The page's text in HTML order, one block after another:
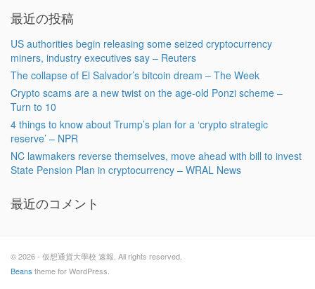
最近の投稿
US authorities begin releasing some seized cryptocurrency
miners, industry executives say – Reuters
The collapse of El Salvador’s bitcoin dream – The Week
Crypto scams are a new twist on the age-old Ponzi scheme –
Turn to 10
4 things to know about Trump’s plan for a ‘crypto strategic
reserve’ – NPR
NC lawmakers reverse themselves, move ahead with bill to invest
State Pension Plan in cryptocurrency – WRAL News
最近のコメント
© 2026 - 仮想通貨大學校 速報. All rights reserved.
Beans theme for WordPress.